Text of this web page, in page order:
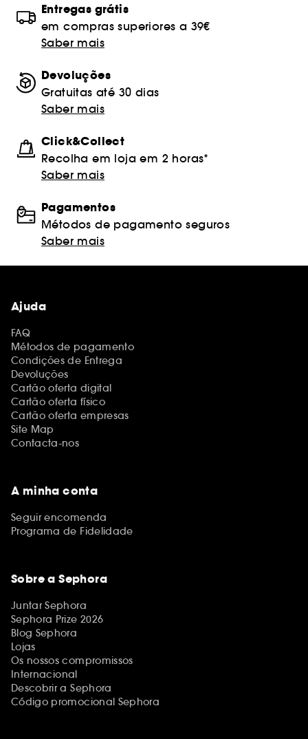
Entregas grátis
em compras superiores a 39€
Saber mais
Devoluções
Gratuitas até 30 dias
Saber mais
Click&Collect
Recolha em loja em 2 horas*
Saber mais
Pagamentos
Métodos de pagamento seguros
Saber mais
Ajuda
FAQ
Métodos de pagamento
Condições de Entrega
Devoluções
Cartão oferta digital
Cartão oferta físico
Cartão oferta empresas
Site Map
Contacta-nos
A minha conta
Seguir encomenda
Programa de Fidelidade
Sobre a Sephora
Juntar Sephora
Sephora Prize 2026
Blog Sephora
Lojas
Os nossos compromissos
Internacional
Descobrir a Sephora
Código promocional Sephora